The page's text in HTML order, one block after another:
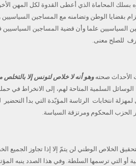
بسلك المحاماة الذي أعطى القدوة لكل المهن
بقضايا الوطن وتضامنه مع المساجين السياسيين
السياسيين علما وأن قضية المساجين
للصلح معنى.
وهو أنه لا خلاص لتونس إلا
السلمية المتاحة لهم، إلى الانخراط في
انتخابات الرئاسة المؤبّدة التي بدأ التحضير
الحزب المحكوم ومرتزقة السياسة.
الخلاص الوطني لن يتمّ إلا إذا تجاوز الجميع
أو التي ترسمها السلطة. وفي هذا الصدد ينبه